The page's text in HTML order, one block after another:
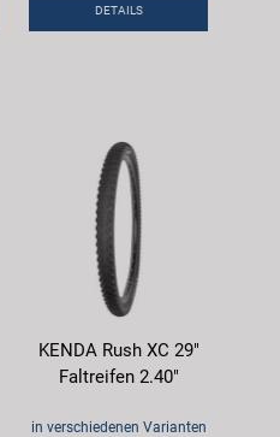
DETAILS
KENDA Rush XC 29"
Faltreifen 2.40"
in verschiedenen Varianten